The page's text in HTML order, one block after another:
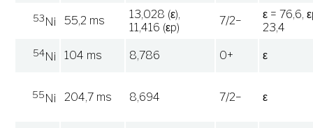
53 Ni 55,2 ms
13,028 (ε),
11,416 (εp)
7/2−
ε = 76,6,
23,4
54Ni 104 ms 8,786 0+ ε
55 Ni 204,7 ms 8,694 7/2− ε